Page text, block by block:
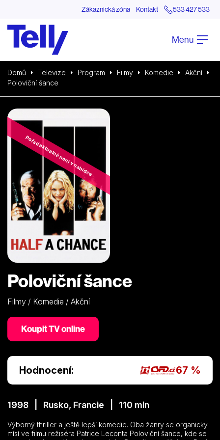
Zákaznická zóna Kontakt 533 427 533
Menu
Domů Televize Program Filmy Komedie
Akční
Poloviční šance
Pořad aktuálně není v nabídce
Poloviční šance
Filmy / Komedie / Akční
Koupit TV online
Hodnocení: 67 %
1998 | Rusko, Francie | 110 min
Výborný thriller a ještě lepší komedie. Oba žánry se organicky
mísí ve filmu režiséra Patrice Leconta Poloviční šance, kde se